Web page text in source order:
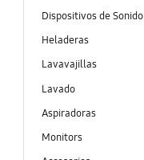
Dispositivos de Sonido
Heladeras
Lavavajillas
Lavado
Aspiradoras
Monitors